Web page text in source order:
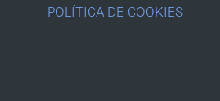
POLÍTICA DE COOKIES